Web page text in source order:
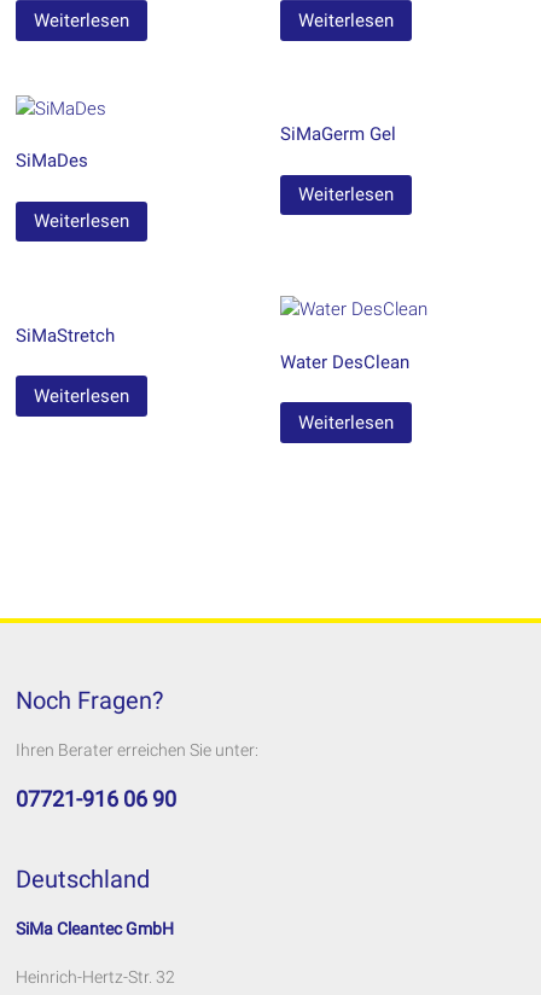
Weiterlesen Weiterlesen
SiMaDes
Weiterlesen
SiMaGerm Gel
Weiterlesen
SiMaStretch
Weiterlesen
Water DesClean
Weiterlesen
Noch Fragen?
Ihren Berater erreichen Sie unter:
07721-916 06 90
Deutschland
SiMa Cleantec GmbH
Heinrich-Hertz-Str. 32